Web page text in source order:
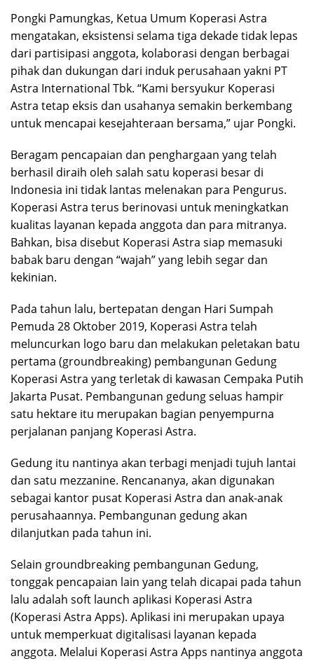
Pongki Pamungkas, Ketua Umum Koperasi Astra
mengatakan, eksistensi selama tiga dekade tidak lepas
dari partisipasi anggota, kolaborasi dengan berbagai
pihak dan dukungan dari induk perusahaan yakni PT
Astra International Tbk. “Kami bersyukur Koperasi
Astra tetap eksis dan usahanya semakin berkembang
untuk mencapai kesejahteraan bersama,” ujar Pongki.
Beragam pencapaian dan penghargaan yang telah
berhasil diraih oleh salah satu koperasi besar di
Indonesia ini tidak lantas melenakan para Pengurus.
Koperasi Astra terus berinovasi untuk meningkatkan
kualitas layanan kepada anggota dan para mitranya.
Bahkan, bisa disebut Koperasi Astra siap memasuki
babak baru dengan “wajah” yang lebih segar dan
kekinian.
Pada tahun lalu, bertepatan dengan Hari Sumpah
Pemuda 28 Oktober 2019, Koperasi Astra telah
meluncurkan logo baru dan melakukan peletakan batu
pertama (groundbreaking) pembangunan Gedung
Koperasi Astra yang terletak di kawasan Cempaka Putih
Jakarta Pusat. Pembangunan gedung seluas hampir
satu hektare itu merupakan bagian penyempurna
perjalanan panjang Koperasi Astra.
Gedung itu nantinya akan terbagi menjadi tujuh lantai
dan satu mezzanine. Rencananya, akan digunakan
sebagai kantor pusat Koperasi Astra dan anak-anak
perusahaannya. Pembangunan gedung akan
dilanjutkan pada tahun ini.
Selain groundbreaking pembangunan Gedung,
tonggak pencapaian lain yang telah dicapai pada tahun
lalu adalah soft launch aplikasi Koperasi Astra
(Koperasi Astra Apps). Aplikasi ini merupakan upaya
untuk memperkuat digitalisasi layanan kepada
anggota. Melalui Koperasi Astra Apps nantinya anggota